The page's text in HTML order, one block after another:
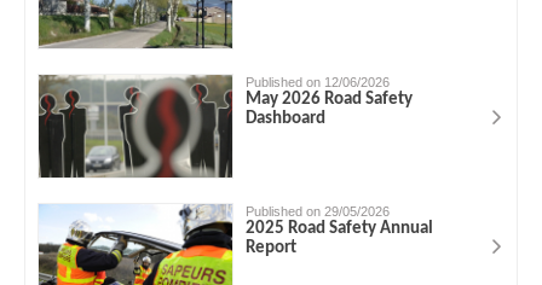
Published on 12/06/2026
May 2026 Road Safety
Dashboard
Published on 29/05/2026
2025 Road Safety Annual
Report